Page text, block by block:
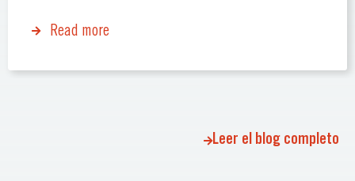
Read more
Leer el blog completo